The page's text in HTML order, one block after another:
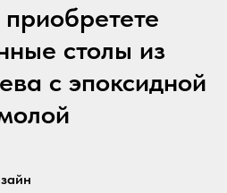
столы из
с эпоксидной